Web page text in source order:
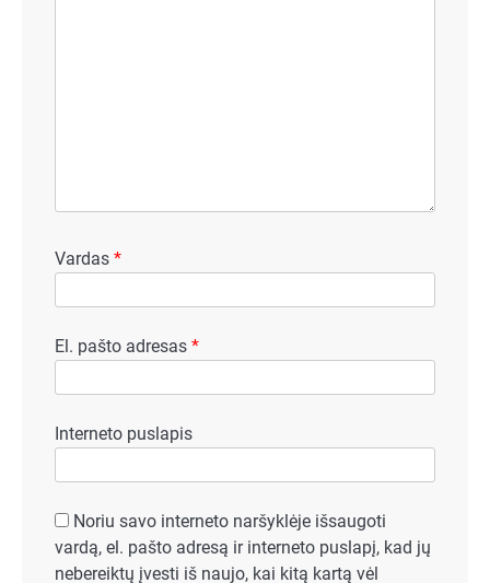
Vardas *
El. pašto adresas *
Interneto puslapis
Noriu savo interneto naršyklėje išsaugoti
vardą, el. pašto adresą ir interneto puslapį, kad jų
nebereiktų įvesti iš naujo, kai kitą kartą vėl